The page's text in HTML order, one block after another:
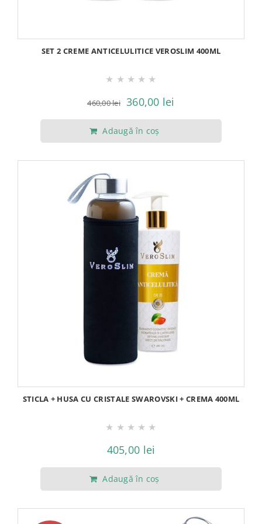
SET 2 CREME ANTICELULITICE VEROSLIM 400ML
★ ★ ★ ★ ★
460,00lei Prețul
inițial
a
360,00 lei
curent
Adaugă în coș
STICLA + HUSA CU CRISTALE SWAROVSKI + CREMA 400ML
★ ★ ★ ★ ★
405,00 lei
Adaugă în coș